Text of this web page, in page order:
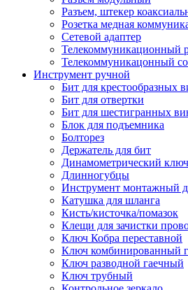
Разъем, штекер
Розетка медная
Сетевой адаптер
Телекоммуникационный
Телекоммуникацонный
Инструмент ручной
Бит для крестообразных
Бит для отвертки
Бит для шестигранных
Блок для подъемника
Болторез
Держатель для бит
Динамометрический ключ
Длинногубцы
Инструмент монтажный
Катушка для шланга
Кисть/кисточка/помазок
Клещи для зачистки
Ключ Кобра переставной
Ключ комбинированный
Ключ разводной гаечный
Ключ трубный